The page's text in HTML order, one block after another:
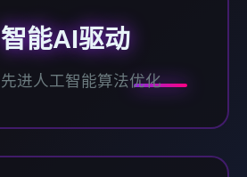
智能AI驱动
先进人工智能算法优化